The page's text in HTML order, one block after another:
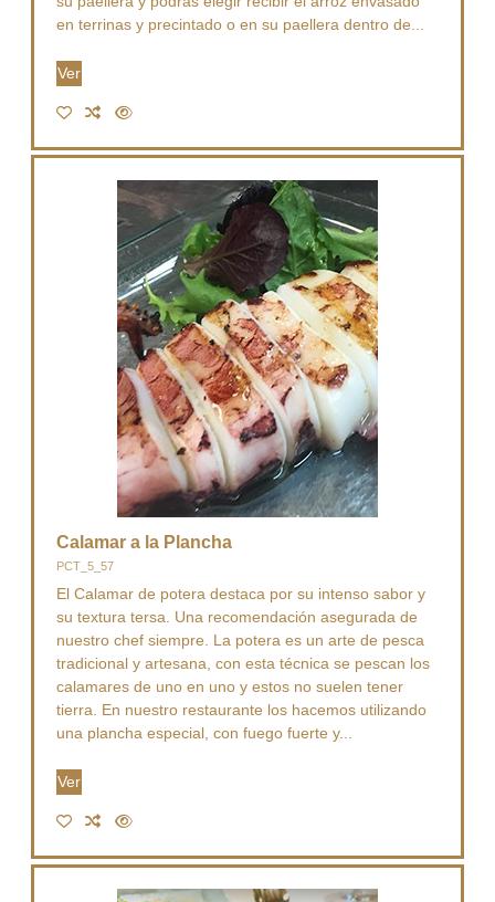
en terrinas y precintado o en su paellera dentro de...
Ver
Calamar a la Plancha
PCT_5_57
El Calamar de potera destaca por su intenso sabor y
su textura tersa. Una recomendación asegurada de
nuestro chef siempre. La potera es un arte de pesca
tradicional y artesana, con esta técnica se pescan los
calamares de uno en uno y estos no suelen tener
tierra. En nuestro restaurante los hacemos utilizando
una plancha especial, con fuego fuerte y...
Ver